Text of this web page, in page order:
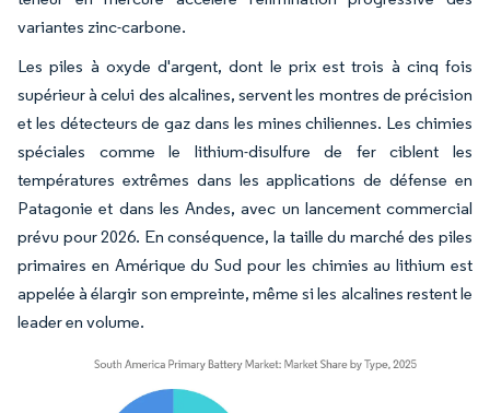
variantes zinc-carbone.
Les piles à oxyde d'argent, dont le prix est trois à cinq fois
supérieur à celui des alcalines, servent les montres de précision
et les détecteurs de gaz dans les mines chiliennes. Les chimies
spéciales comme le lithium-disulfure de fer ciblent les
températures extrêmes dans les applications de défense en
Patagonie et dans les Andes, avec un lancement commercial
prévu pour 2026. En conséquence, la taille du marché des piles
primaires en Amérique du Sud pour les chimies au lithium est
appelée à élargir son empreinte, même si les alcalines restent le
leader en volume.